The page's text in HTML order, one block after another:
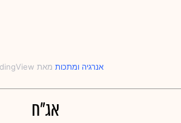
אנרגיה ‎ו‎ מתכות
אג"ח